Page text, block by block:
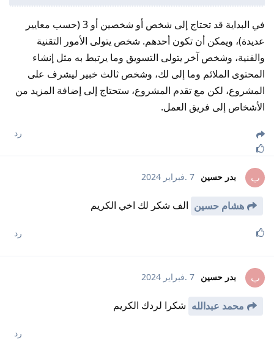
في البداية قد تحتاج إلى شخص أو شخصين أو 3 (حسب معايير
عديدة)، ويمكن أن تكون أحدهم. شخص يتولى الأمور التقنية
والفنية، وشخص آخر يتولى التسويق وما يرتبط به مثل إنشاء
المحتوى الملائم وما إلى لك، وشخص ثالث خبير ليشرف على
المشروع، لكن مع تقدم المشروع، ستحتاج إلى إضافة المزيد من
الأشخاص إلى فريق العمل.
رد
ب بدر حسين 7 .فبراير 2024
هشام حسين الف شكر لك اخي الكريم
رد
ب بدر حسين 7 .فبراير 2024
محمد عبدالله شكرا لردك الكريم
رد